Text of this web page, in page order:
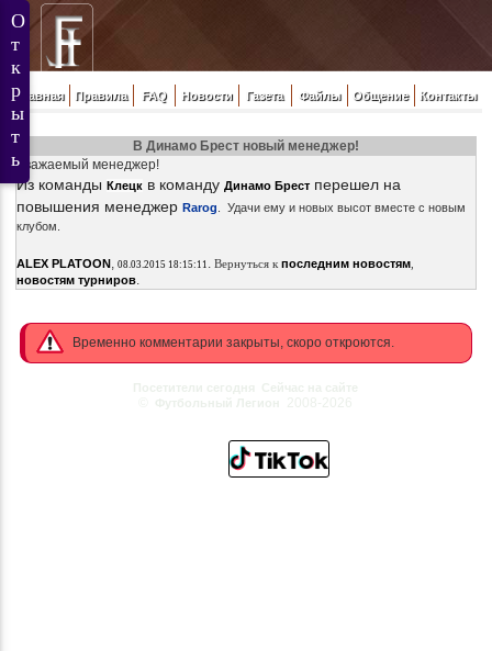
Главная Правила FAQ Новости Газета Файлы Общение Контакты
В Динамо Брест новый менеджер!
Уважаемый менеджер!
Из команды Клецкв команду Динамо Брестперешел на
повышения менеджер Rarog . Удачи ему и новых высот вместе с новым
клубом.
ALEX PLATOON, 08.03.2015 18:15:11 . Вернуться к последним новостям,
новостям турниров.
Временно комментарии закрыты, скоро откроются.